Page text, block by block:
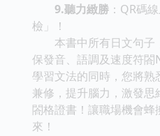
9.聽力緻勝 ：QR碼
檢」！
本書中所有日文句子
保發音、語調及速度符
學習文法的同時，您將
兼修，提升腦力，激發
閤格證書！讓職場機會
來！